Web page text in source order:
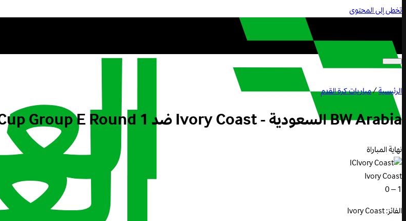
تخطى إلى المحتوى
الرئيسية/مباريات كرة القدم
BW Arabia السعودية - Ivory Coast ضد Ecuador: World Cup Group E Round 1
نهاية المباراة
IC
Ivory Coast
1 – 0
الفائز: Ivory Coast